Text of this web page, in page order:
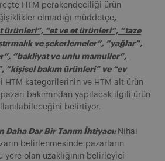
HTM perakendeciliği ürün
olmadığı müddetçe,
ürünleri”, “et ve et ürünleri”, “taze
ve şekerlemeler”, “yağlar”,
“bakliyat ve unlu mamuller”,
”kişisel bakım ürünleri” ve “ev
kategorilerinin ve HTM alt ürün
bakımından yapılacak ilgili ürün
belirtiyor.
Dar Bir Tanım İhtiyacı: Nihai
belirlenmesinde pazarların
olan uzaklığının belirleyici